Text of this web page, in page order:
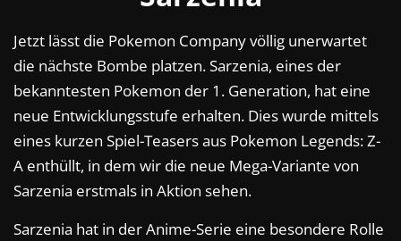
Jetzt lässt die Pokemon Company völlig unerwartet
die nächste Bombe platzen. Sarzenia, eines der
bekanntesten Pokemon der 1. Generation, hat eine
neue Entwicklungsstufe erhalten. Dies wurde mittels
eines kurzen Spiel-Teasers aus Pokemon Legends: Z-
A enthüllt, in dem wir die neue Mega-Variante von
Sarzenia erstmals in Aktion sehen.
Sarzenia hat in der Anime-Serie eine besondere Rolle